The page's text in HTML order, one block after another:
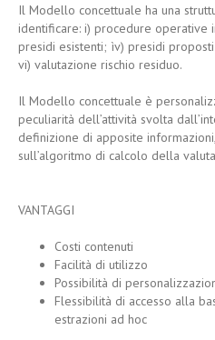
Il Modello concettuale ha una
identificare: i) procedure operative
presidi esistenti; ìv) presidi
vi) valutazione rischio residuo.
Il Modello concettuale è
peculiarità dell’attività svolta
definizione di apposite
sull’algoritmo di calcolo della
VANTAGGI
Costi contenuti
Facilità di utilizzo
Possibilità di
Flessibilità di accesso alla
estrazioni ad hoc